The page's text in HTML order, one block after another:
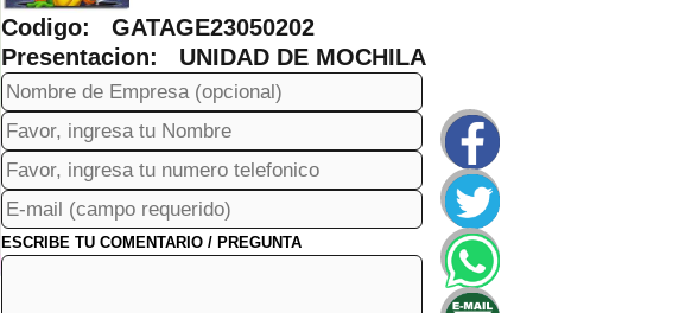
Codigo: GATAGE23050202
Presentacion: UNIDAD DE MOCHILA
ESCRIBE TU COMENTARIO / PREGUNTA